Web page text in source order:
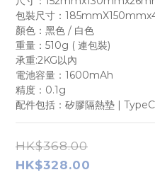
包裝尺寸：
顏色：黑色 / 白色
重量：510g ( 連包裝)
承重:2KG以內
電池容量：1600mAh
精度：0.1g
配件包括：矽膠隔熱墊 | TypeC
HK$368.00
HK$328.00